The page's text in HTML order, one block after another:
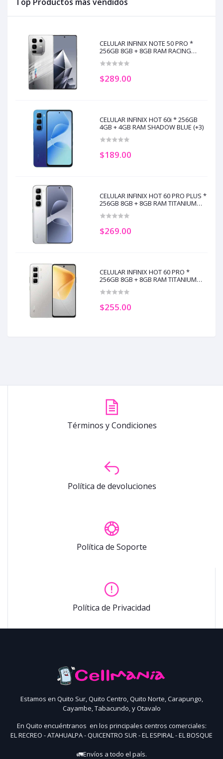
Top Productos más vendidos
CELULAR INFINIX NOTE 50 PRO *
256GB 8GB + 8GB RAM RACING
$289.00
CELULAR INFINIX HOT 60i * 256GB
4GB + 4GB RAM SHADOW BLUE (+3)
$189.00
CELULAR INFINIX HOT 60 PRO PLUS *
256GB 8GB + 8GB RAM TITANIUM
$269.00
CELULAR INFINIX HOT 60 PRO *
256GB 8GB + 8GB RAM TITANIUM
$255.00
Términos y Condiciones
Política de devoluciones
Política de Soporte
Política de Privacidad
Estamos en Quito Sur, Quito Centro, Quito Norte, Carapungo,
Cayambe, Tabacundo, y Otavalo
En Quito encuéntranos en los principales centros comerciales:
EL RECREO - ATAHUALPA - QUICENTRO SUR - EL ESPIRAL - EL BOSQUE
🚛Envíos a todo el país.